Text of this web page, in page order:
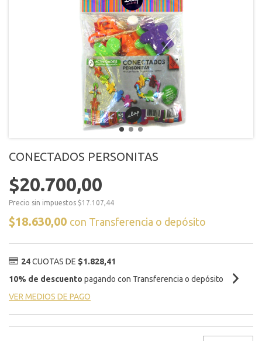
CONECTADOS PERSONITAS
$20.700,00
Precio sin impuestos $17.107,44
$18.630,00 con Transferencia o depósito
24 CUOTAS DE $1.828,41
10% de descuento pagando con Transferencia o depósito
VER MEDIOS DE PAGO